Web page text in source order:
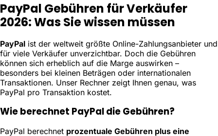
PayPal Gebühren für Verkäufer
2026: Was Sie wissen müssen
PayPal ist der weltweit größte Online-Zahlungsanbieter und
für viele Verkäufer unverzichtbar. Doch die Gebühren
können sich erheblich auf die Marge auswirken –
besonders bei kleinen Beträgen oder internationalen
Transaktionen. Unser Rechner zeigt Ihnen genau, was
PayPal pro Transaktion kostet.
Wie berechnet PayPal die Gebühren?
PayPal berechnet prozentuale Gebühren plus eine